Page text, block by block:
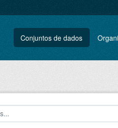
Conjuntos de dados